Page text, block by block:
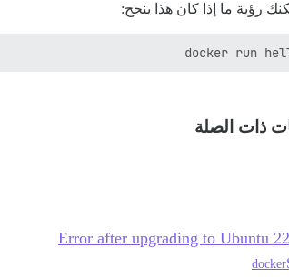
رؤية ما إذا كان هذا ينجح:
docker run
ذات الصلة
Error after upgrading to Ubuntu
docker